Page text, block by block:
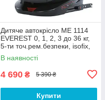
Дитяче автокрісло ME 1114
EVEREST 0, 1, 2, 3 до 36 кг,
5-ти точ.рем.безпеки, isofix,
сірий
В наявності
4 690 ₴ 5 390 ₴
Купити